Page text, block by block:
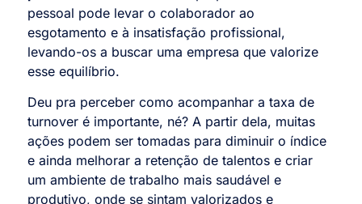
pessoal pode levar o colaborador ao
esgotamento e à insatisfação profissional,
levando-os a buscar uma empresa que valorize
esse equilíbrio.
Deu pra perceber como acompanhar a taxa de
turnover é importante, né? A partir dela, muitas
ações podem ser tomadas para diminuir o índice
e ainda melhorar a retenção de talentos e criar
um ambiente de trabalho mais saudável e
produtivo, onde se sintam valorizados e